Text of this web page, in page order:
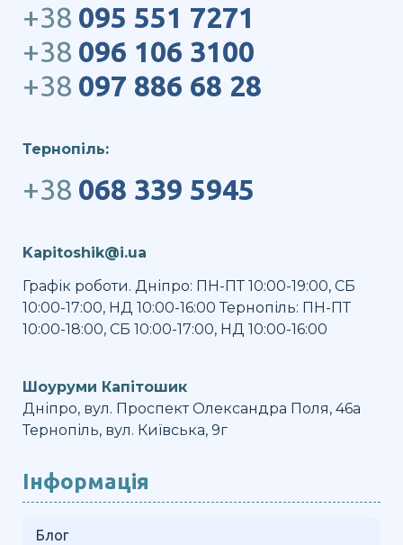
+38 095 551 7271
+38 096 106 3100
+38 097 886 68 28
Тернопіль:
+38 068 339 5945
Kapitoshik@i.ua
Графік роботи. Дніпро: ПН-ПТ 10:00-19:00, СБ
10:00-17:00, НД 10:00-16:00 Тернопіль: ПН-ПТ
10:00-18:00, СБ 10:00-17:00, НД 10:00-16:00
Шоуруми Капітошик
Дніпро, вул. Проспект Олександра Поля, 46а
Тернопіль, вул. Київська, 9г
Інформація
Блог